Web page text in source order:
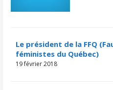
Le président de la FFQ
féministes du Québec)
19 février 2018